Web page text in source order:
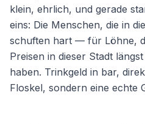
klein, ehrlich, und gerade
eins: Die Menschen, die in
schuften hart — für Löhne,
Preisen in dieser Stadt
haben. Trinkgeld in bar,
Floskel, sondern eine echte